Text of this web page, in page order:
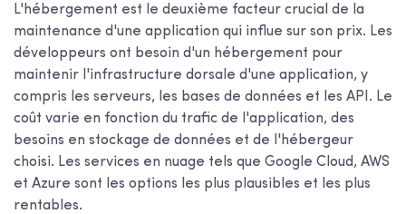
L'hébergement est le deuxième facteur crucial de la
maintenance d'une application qui influe sur son prix. Les
développeurs ont besoin d'un hébergement pour
maintenir l'infrastructure dorsale d'une application, y
compris les serveurs, les bases de données et les API. Le
coût varie en fonction du trafic de l'application, des
besoins en stockage de données et de l'hébergeur
choisi. Les services en nuage tels que Google Cloud, AWS
et Azure sont les options les plus plausibles et les plus
rentables.